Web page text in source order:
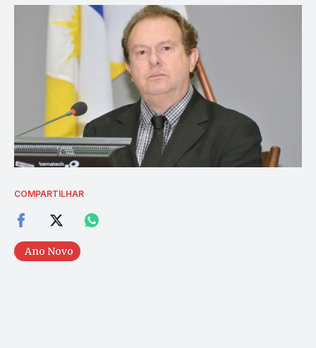
COMPARTILHAR
Ano Novo